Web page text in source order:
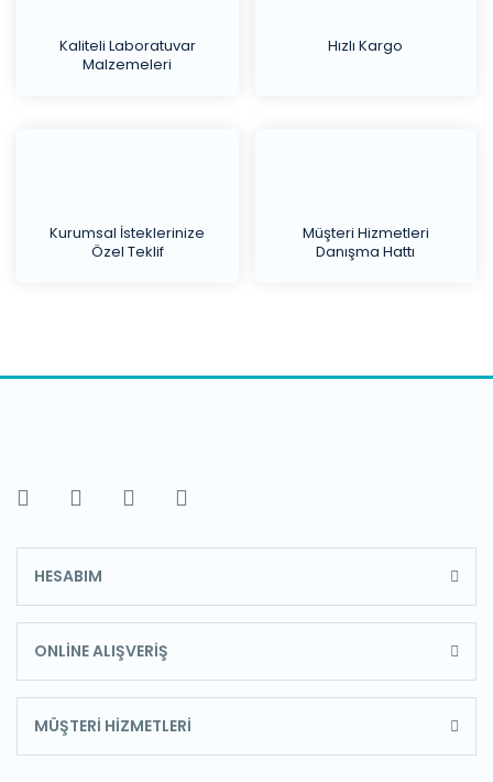
Kaliteli Laboratuvar
Malzemeleri
Hızlı Kargo
Kurumsal İsteklerinize
Özel Teklif
Müşteri Hizmetleri
Danışma Hattı
HESABIM
ONLİNE ALIŞVERİŞ
MÜŞTERİ HİZMETLERİ